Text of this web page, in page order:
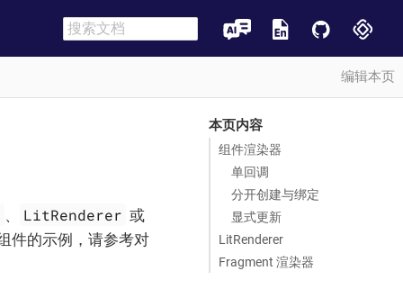
编辑本页
本页内容
组件渲染器
单回调
分开创建与绑定
显式更新
LitRenderer
Fragment 渲染器
、 LitRenderer 或
件的示例，请参考对